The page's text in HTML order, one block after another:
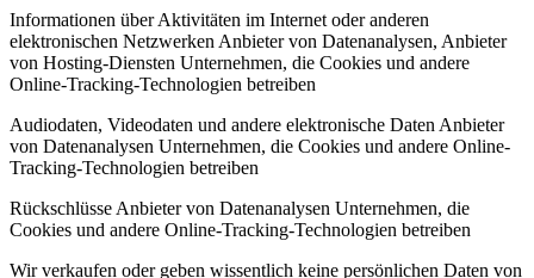
Informationen über Aktivitäten im Internet oder anderen
elektronischen Netzwerken Anbieter von Datenanalysen, Anbieter
von Hosting-Diensten Unternehmen, die Cookies und andere
Online-Tracking-Technologien betreiben
Audiodaten, Videodaten und andere elektronische Daten Anbieter
von Datenanalysen Unternehmen, die Cookies und andere Online-
Tracking-Technologien betreiben
Rückschlüsse Anbieter von Datenanalysen Unternehmen, die
Cookies und andere Online-Tracking-Technologien betreiben
Wir verkaufen oder geben wissentlich keine persönlichen Daten von